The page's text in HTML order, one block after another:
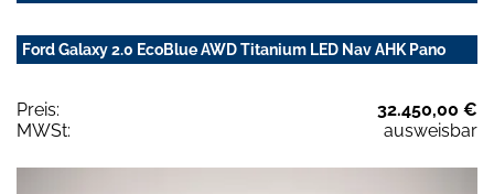
Ford Galaxy 2.0 EcoBlue AWD Titanium LED Nav AHK Pano
Preis:
32.450,00 €
MWSt:
ausweisbar